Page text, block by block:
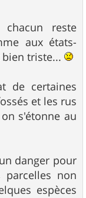
reste
aux états-
triste...
de certaines
et les rus
s'étonne au
danger pour
non
espèces